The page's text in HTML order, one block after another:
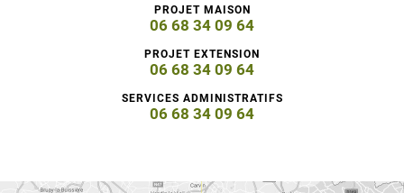
PROJET MAISON
06 68 34 09 64
PROJET EXTENSION
06 68 34 09 64
SERVICES ADMINISTRATIFS
06 68 34 09 64